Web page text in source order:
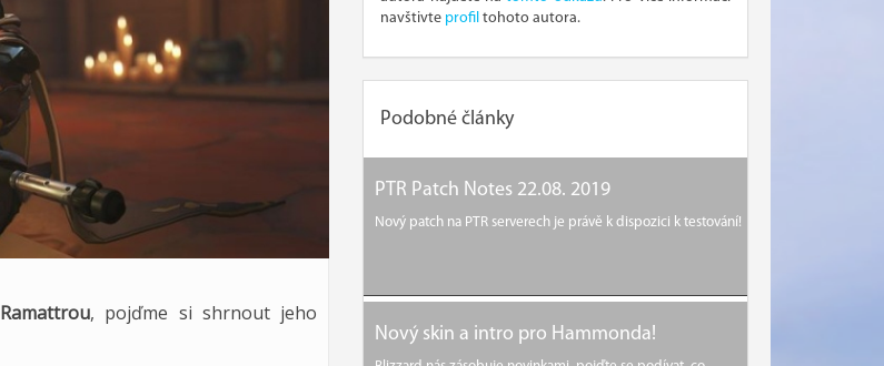
Ramattrou, pojďme si shrnout jeho
navštivte profil tohoto autora.
Podobné články
PTR Patch Notes 22.08. 2019
Nový patch na PTR serverech je právě k dispozici k testování!
Nový skin a intro pro Hammonda!